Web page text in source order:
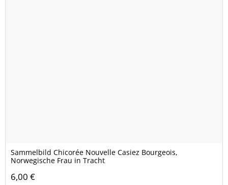
Sammelbild Chicorée Nouvelle Casiez Bourgeois,
Norwegische Frau in Tracht
6,00 €